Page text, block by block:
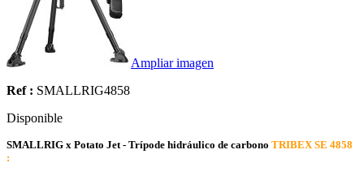
Ampliar imagen
Ref : SMALLRIG4858
Disponible
SMALLRIG x Potato Jet - Trípode hidráulico de carbono TRIBEX SE 4858
: